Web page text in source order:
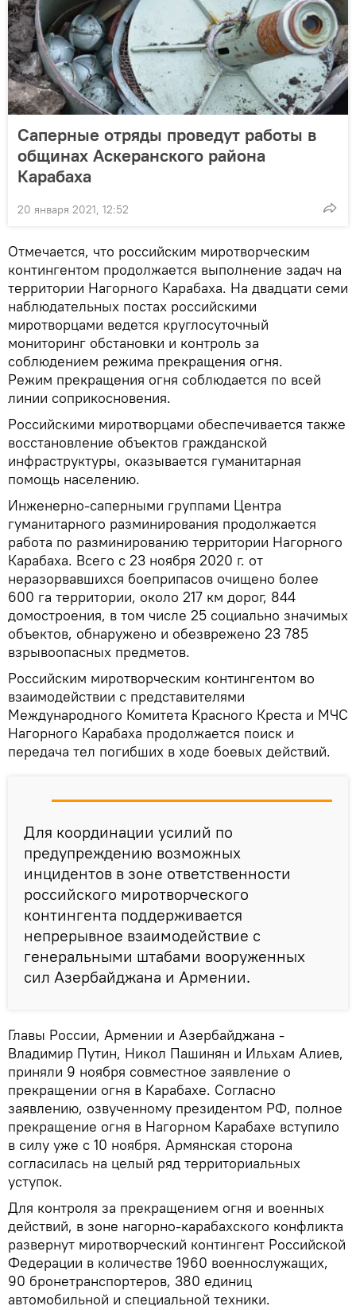
Саперные отряды проведут работы в
общинах Аскеранского района
Карабаха
20 января 2021, 12:52
Отмечается, что российским миротворческим
контингентом продолжается выполнение задач на
территории Нагорного Карабаха. На двадцати семи
наблюдательных постах российскими
миротворцами ведется круглосуточный
мониторинг обстановки и контроль за
соблюдением режима прекращения огня.
Режим прекращения огня соблюдается по всей
линии соприкосновения.
Российскими миротворцами обеспечивается также
восстановление объектов гражданской
инфраструктуры, оказывается гуманитарная
помощь населению.
Инженерно-саперными группами Центра
гуманитарного разминирования продолжается
работа по разминированию территории Нагорного
Карабаха. Всего с 23 ноября 2020 г. от
неразорвавшихся боеприпасов очищено более
600 га территории, около 217 км дорог, 844
домостроения, в том числе 25 социально значимых
объектов, обнаружено и обезврежено 23 785
взрывоопасных предметов.
Российским миротворческим контингентом во
взаимодействии с представителями
Международного Комитета Красного Креста и МЧС
Нагорного Карабаха продолжается поиск и
передача тел погибших в ходе боевых действий.
Для координации усилий по
предупреждению возможных
инцидентов в зоне ответственности
российского миротворческого
контингента поддерживается
непрерывное взаимодействие с
генеральными штабами вооруженных
сил Азербайджана и Армении.
Главы России, Армении и Азербайджана -
Владимир Путин, Никол Пашинян и Ильхам Алиев,
приняли 9 ноября совместное заявление о
прекращении огня в Карабахе. Согласно
заявлению, озвученному президентом РФ, полное
прекращение огня в Нагорном Карабахе вступило
в силу уже с 10 ноября. Армянская сторона
согласилась на целый ряд территориальных
уступок.
Для контроля за прекращением огня и военных
действий, в зоне нагорно-карабахского конфликта
развернут миротворческий контингент Российской
Федерации в количестве 1960 военнослужащих,
90 бронетранспортеров, 380 единиц
автомобильной и специальной техники.